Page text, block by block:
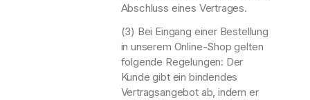
Abschluss eines Vertrages.
(3) Bei Eingang einer Bestellung
in unserem Online-Shop gelten
folgende Regelungen: Der
Kunde gibt ein bindendes
Vertragsangebot ab, indem er